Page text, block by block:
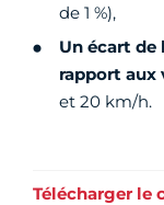
de 1 %),
Un écart de
rapport aux
et 20 km/h.
Télécharger le